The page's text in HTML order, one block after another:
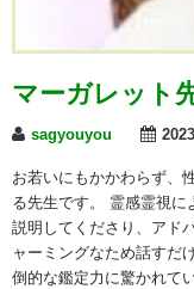
マーガレット
sagyouyou
お若いにもかかわらず、
る先生です。 霊感霊視に
説明してくださり、アド
ャーミングなため話すだ
倒的な鑑定力に驚かれて